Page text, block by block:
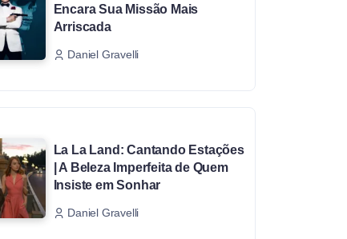
Encara Sua Missão Mais
Arriscada
Daniel Gravelli
La La Land: Cantando Estações
| A Beleza Imperfeita de Quem
Insiste em Sonhar
Daniel Gravelli